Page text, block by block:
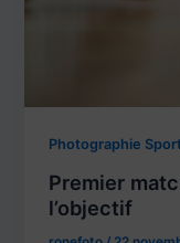
Photographie
Premier
l’objectif